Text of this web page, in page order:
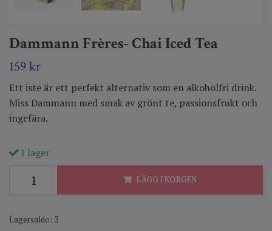
Dammann Frères- Chai Iced Tea
159 kr
Ett iste är ett perfekt alternativ som en alkoholfri drink.
Miss Dammann med smak av grönt te, passionsfrukt och
ingefära.
I lager
LÄGG I KORGEN
Lagersaldo: 3